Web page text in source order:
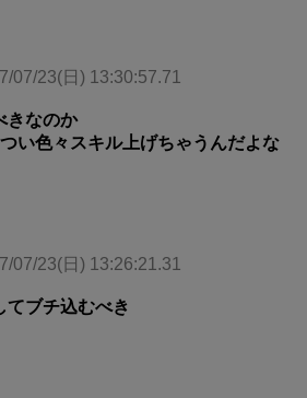
07/23(日) 13:30:57.71
きなのか
い色々スキル上げちゃうんだよな
07/23(日) 13:26:21.31
てブチ込むべき